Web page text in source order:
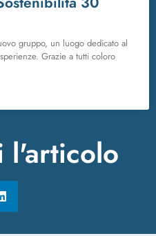
gruppo, un luogo dedicato al
Grazie a tutti coloro
l'articolo​